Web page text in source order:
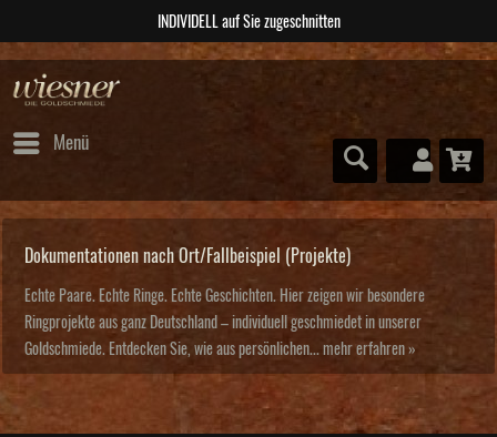
INDIVIDELL auf Sie zugeschnitten
Menü
Dokumentationen nach Ort/Fallbeispiel (Projekte)
Echte Paare. Echte Ringe. Echte Geschichten. Hier zeigen wir besondere
Ringprojekte aus ganz Deutschland – individuell geschmiedet in unserer
Goldschmiede. Entdecken Sie, wie aus persönlichen... mehr erfahren »